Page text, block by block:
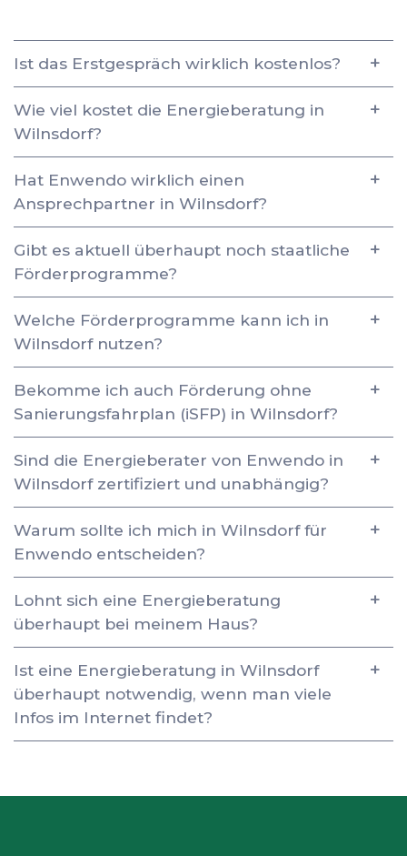
Ist das Erstgespräch wirklich kostenlos?
Wie viel kostet die Energieberatung in
Wilnsdorf?
Hat Enwendo wirklich einen
Ansprechpartner in Wilnsdorf?
Gibt es aktuell überhaupt noch staatliche
Förderprogramme?
Welche Förderprogramme kann ich in
Wilnsdorf nutzen?
Bekomme ich auch Förderung ohne
Sanierungsfahrplan (iSFP) in Wilnsdorf?
Sind die Energieberater von Enwendo in
Wilnsdorf zertifiziert und unabhängig?
Warum sollte ich mich in Wilnsdorf für
Enwendo entscheiden?
Lohnt sich eine Energieberatung
überhaupt bei meinem Haus?
Ist eine Energieberatung in Wilnsdorf
überhaupt notwendig, wenn man viele
Infos im Internet findet?